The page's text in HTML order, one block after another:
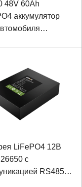
48V 60Ah
аккумулятор
LiFePO4 12В
с
RS485